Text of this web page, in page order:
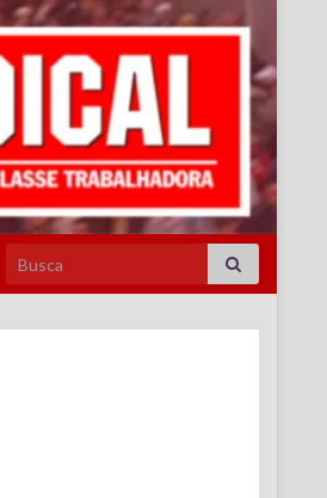
Search for: